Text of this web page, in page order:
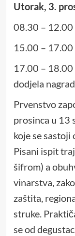
Utorak, 3.
08.30 – 12.00
15.00 – 17.00
17.00 – 18.00
dodjela
Prvenstvo
prosinca u 13
koje se
Pisani ispit
šifrom) a
vinarstva,
zaštita,
struke.
se od